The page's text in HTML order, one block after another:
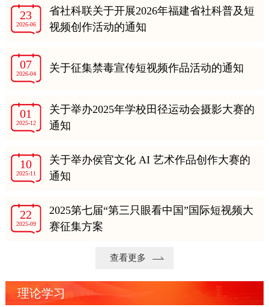
23
2026-06
省社科联关于开展2026年福建省社科普及短
视频创作活动的通知
07
2026-04 关于征集禁毒宣传短视频作品活动的通知
01
2025-12
关于举办2025年学校田径运动会摄影大赛的
通知
10
2025-11
关于举办侯官文化 AI 艺术作品创作大赛的
通知
22
2025-09
2025第七届“第三只眼看中国”国际短视频大
赛征集方案
查看更多
理论学习